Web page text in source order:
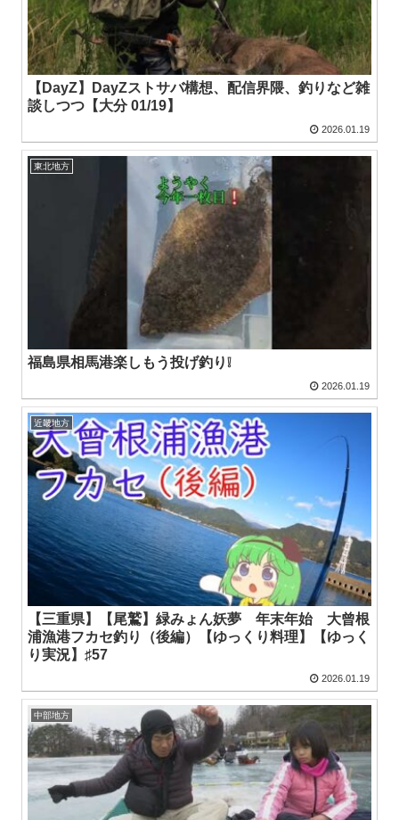
【DayZ】DayZストサバ構想、配信界隈、釣りなど雑
談しつつ【大分 01/19】
2026.01.19
東北地方
福島県相馬港楽しもう投げ釣り❕
2026.01.19
近畿地方
【三重県】【尾鷲】緑みょん妖夢 年末年始 大曾根
浦漁港フカセ釣り（後編）【ゆっくり料理】【ゆっく
り実況】♯57
2026.01.19
中部地方